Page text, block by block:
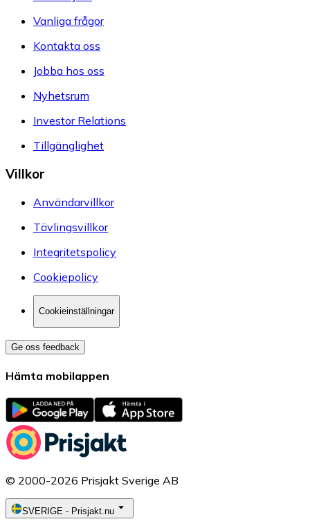
Vanliga frågor
Kontakta oss
Jobba hos oss
Nyhetsrum
Investor Relations
Tillgänglighet
Villkor
Användarvillkor
Tävlingsvillkor
Integritetspolicy
Cookiepolicy
Cookieinställningar
Ge oss feedback
Hämta mobilappen
© 2000-2026 Prisjakt Sverige AB
SVERIGE - Prisjakt.nu